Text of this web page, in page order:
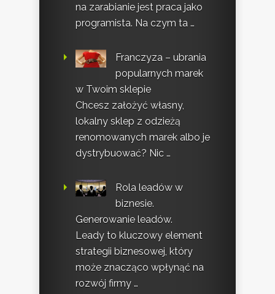
na zarabianie jest praca jako
programista. Na czym ta …
Franczyza – ubrania
popularnych marek
w Twoim sklepie
Chcesz założyć własny,
lokalny sklep z odzieżą
renomowanych marek albo je
dystrybuować? Nic …
Rola leadów w
biznesie.
Generowanie leadów.
Leady to kluczowy element
strategii biznesowej, który
może znacząco wpłynąć na
rozwój firmy …